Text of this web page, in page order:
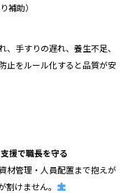
補助）
手すりの遅れ、養生不足、
止をルール化すると品質が安
援で職長を守る
材管理・人員配置まで抱えが
けません。